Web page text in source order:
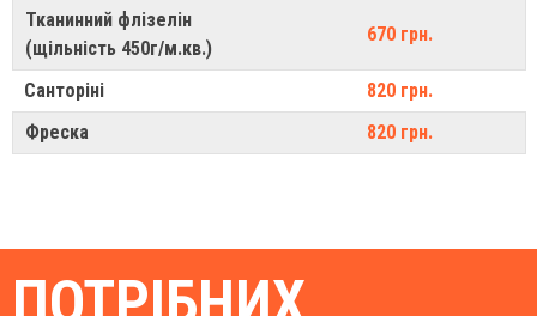
Тканинний флізелін
(щільність 450г/м.кв.)
670 грн.
Санторіні
820 грн.
Фреска
820 грн.